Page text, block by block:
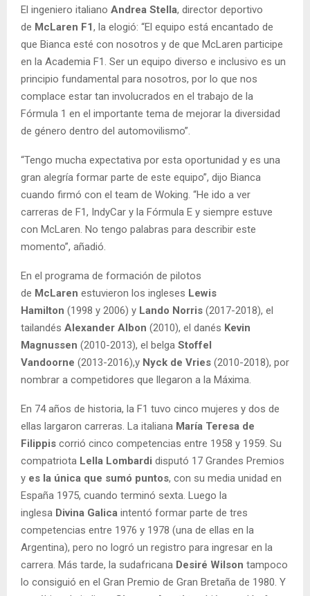
El ingeniero italiano Andrea Stella, director deportivo
de McLaren F1, la elogió: “El equipo está encantado de
que Bianca esté con nosotros y de que McLaren participe
en la Academia F1. Ser un equipo diverso e inclusivo es un
principio fundamental para nosotros, por lo que nos
complace estar tan involucrados en el trabajo de la
Fórmula 1 en el importante tema de mejorar la diversidad
de género dentro del automovilismo”.
“Tengo mucha expectativa por esta oportunidad y es una
gran alegría formar parte de este equipo”, dijo Bianca
cuando firmó con el team de Woking. “He ido a ver
carreras de F1, IndyCar y la Fórmula E y siempre estuve
con McLaren. No tengo palabras para describir este
momento”, añadió.
En el programa de formación de pilotos
de McLaren estuvieron los ingleses Lewis
Hamilton (1998 y 2006) y Lando Norris (2017-2018), el
tailandés Alexander Albon (2010), el danés Kevin
Magnussen (2010-2013), el belga Stoffel
Vandoorne (2013-2016),y Nyck de Vries (2010-2018), por
nombrar a competidores que llegaron a la Máxima.
En 74 años de historia, la F1 tuvo cinco mujeres y dos de
ellas largaron carreras. La italiana María Teresa de
Filippis corrió cinco competencias entre 1958 y 1959. Su
compatriota Lella Lombardi disputó 17 Grandes Premios
y es la única que sumó puntos, con su media unidad en
España 1975, cuando terminó sexta. Luego la
inglesa Divina Galica intentó formar parte de tres
competencias entre 1976 y 1978 (una de ellas en la
Argentina), pero no logró un registro para ingresar en la
carrera. Más tarde, la sudafricana Desiré Wilson tampoco
lo consiguió en el Gran Premio de Gran Bretaña de 1980. Y